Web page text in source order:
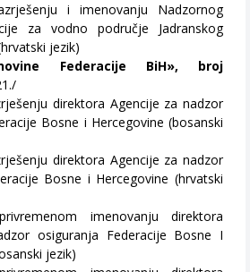
i imenovanju Nadzornog
za vodno područje Jadranskog
jezik)
Federacije BiH», broj
direktora Agencije za nadzor
Bosne i Hercegovine (bosanski
direktora Agencije za nadzor
Bosne i Hercegovine (hrvatski
imenovanju direktora
osiguranja Federacije Bosne I
jezik)